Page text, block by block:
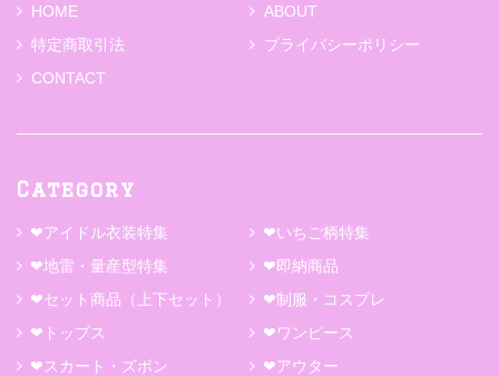
HOME
ABOUT
特定商取引法
プライバシーポリシー
CONTACT
Category
❤アイドル衣装特集
❤いちご柄特集
❤地雷・量産型特集
❤即納商品
❤セット商品（上下セット）
❤制服・コスプレ
❤トップス
❤ワンピース
❤スカート・ズボン
❤アウター